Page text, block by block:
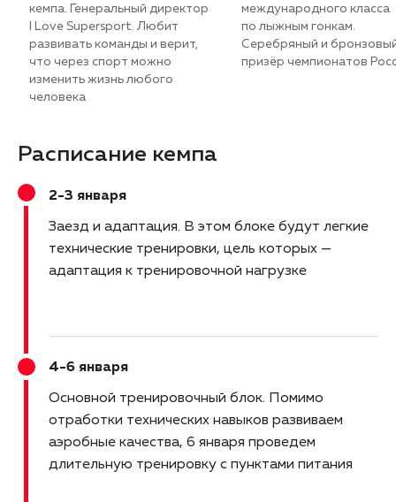
кемпа. Генеральный директор
I Love Supersport. Любит
развивать команды и верит,
что через спорт можно
изменить жизнь любого
человека
международного класса
по лыжным гонкам.
Серебряный и
призёр чемпионатов
Расписание кемпа
2-3 января
Заезд и адаптация
В этом блоке будут легкие
технические тренировки, цель которых —
адаптация к тренировочной нагрузке
4-6 января
Основной тренировочный блок
Помимо
отработки технических навыков развиваем
аэробные качества, 6 января проведем
длительную тренировку с пунктами питания